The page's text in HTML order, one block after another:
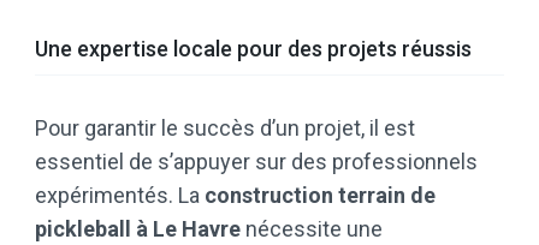
Une expertise locale pour des projets réussis
Pour garantir le succès d’un projet, il est
essentiel de s’appuyer sur des professionnels
expérimentés. La construction terrain de
pickleball à Le Havre nécessite une